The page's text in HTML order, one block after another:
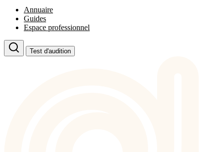
Annuaire
Guides
Espace professionnel
Test d'audition